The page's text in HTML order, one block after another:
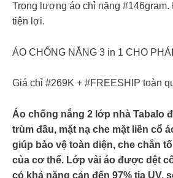
Trọng lượng áo chỉ nặng
tiện lợi.
ÁO CHỐNG NẮNG 3 in 1 CHO
Giá chỉ #269K + #FREESHIP toàn
Áo chống nắng 2 lớp nhà Tabalo
trùm đầu, mặt nạ che mặt liền cổ
giúp bảo vệ toàn diện, che chắn
của cơ thể. Lớp vải áo được dệt
có khả năng cản đến 97% tia UV,